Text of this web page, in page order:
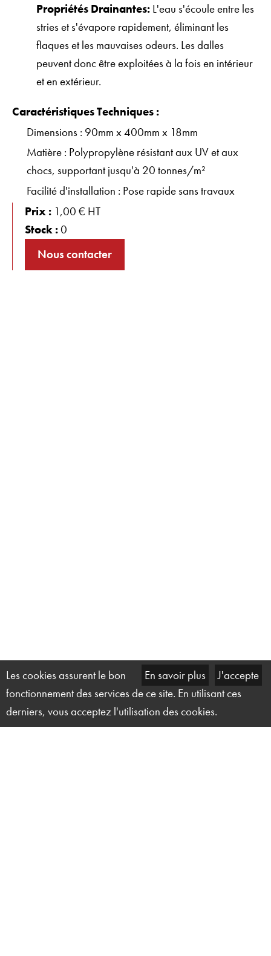
Propriétés Drainantes: L'eau s'écoule entre les
stries et s'évapore rapidement, éliminant les
flaques et les mauvaises odeurs. Les dalles
peuvent donc être exploitées à la fois en intérieur
et en extérieur.
Caractéristiques Techniques :
Dimensions : 90mm x 400mm x 18mm
Matière : Polypropylène résistant aux UV et aux
chocs, supportant jusqu'à 20 tonnes/m²
Facilité d'installation : Pose rapide sans travaux
Prix : 1,00 € HT
Stock :0
Nous contacter
En savoir plus J'accepte
Les cookies assurent le bon
fonctionnement des services de ce site. En utilisant ces
derniers, vous acceptez l'utilisation des cookies.